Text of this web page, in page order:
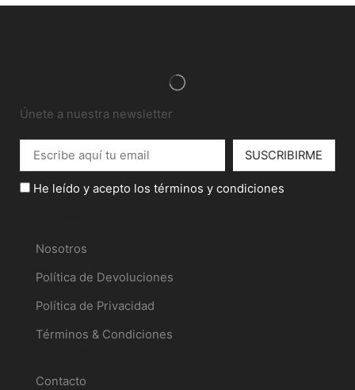
Únete a nuestra newsletter
He leído y acepto los términos y condiciones
Nosotros
Política de Devoluciones
Política de Privacidad
Términos & Condiciones
Contacto